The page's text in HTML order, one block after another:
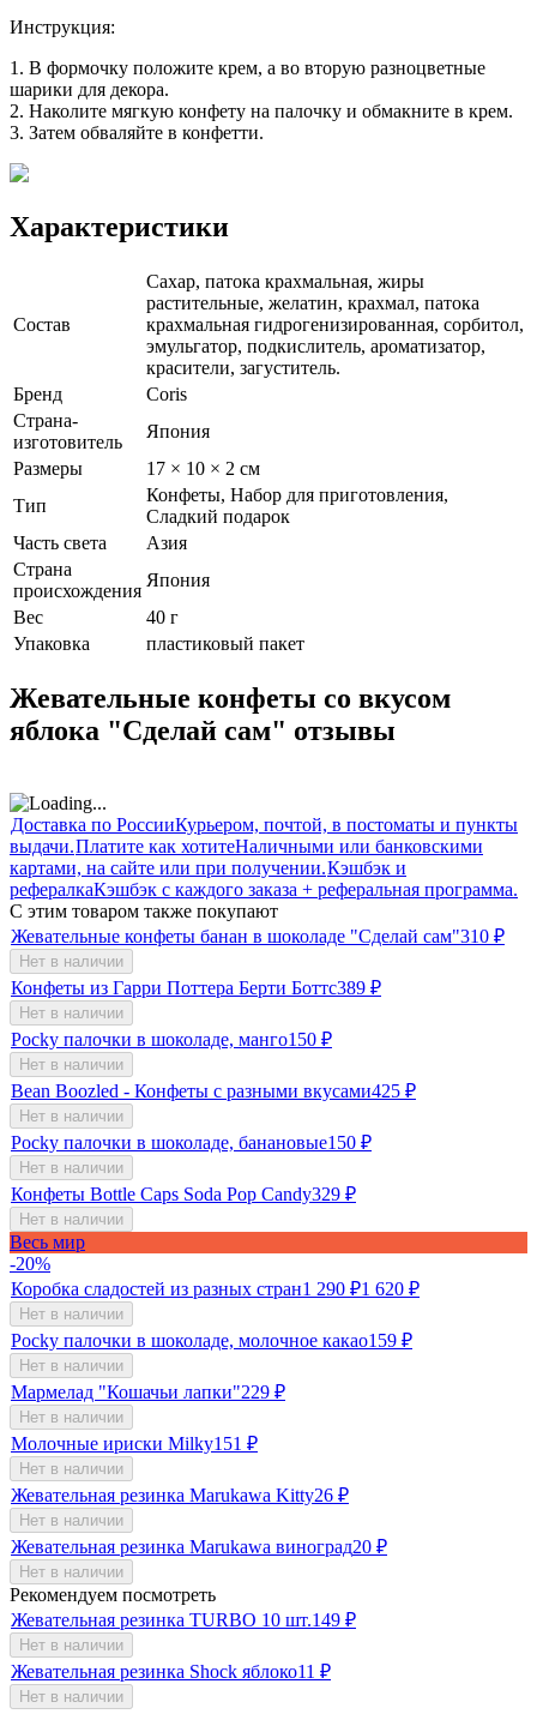
Инструкция:
1. В формочку положите крем, а во вторую разноцветные
шарики для декора.
2. Наколите мягкую конфету на палочку и обмакните в крем.
3. Затем обваляйте в конфетти.
Характеристики
Состав
Сахар, патока крахмальная, жиры
растительные, желатин, крахмал, патока
крахмальная гидрогенизированная, сорбитол,
эмульгатор, подкислитель, ароматизатор,
красители, загуститель.
Бренд
Coris
Страна-
изготовитель
Япония
Размеры
17 × 10 × 2 см
Тип
Конфеты, Набор для приготовления,
Сладкий подарок
Часть света
Азия
Страна
происхождения
Япония
Вес
40 г
Упаковка
пластиковый пакет
Жевательные конфеты со вкусом
яблока "Сделай сам" отзывы
Доставка по РоссииКурьером, почтой, в постоматы и пункты
выдачи.Платите как хотитеНаличными или банковскими
картами, на сайте или при получении.Кэшбэк и
рефералкаКэшбэк с каждого заказа + реферальная программа.
С этим товаром также покупают
Жевательные конфеты банан в шоколаде "Сделай сам"310 ₽
Нет в наличии
Конфеты из Гарри Поттера Берти Боттс389 ₽
Нет в наличии
Pocky палочки в шоколаде, манго150 ₽
Нет в наличии
Bean Boozled - Конфеты с разными вкусами425 ₽
Нет в наличии
Pocky палочки в шоколаде, банановые150 ₽
Нет в наличии
Конфеты Bottle Caps Soda Pop Candy329 ₽
Нет в наличии
Весь мир
-20%
Коробка сладостей из разных стран1 290 ₽1 620 ₽
Нет в наличии
Pocky палочки в шоколаде, молочное какао159 ₽
Нет в наличии
Мармелад "Кошачьи лапки"229 ₽
Нет в наличии
Молочные ириски Milky151 ₽
Нет в наличии
Жевательная резинка Marukawa Kitty26 ₽
Нет в наличии
Жевательная резинка Marukawa виноград20 ₽
Нет в наличии
Рекомендуем посмотреть
Жевательная резинка TURBO 10 шт.149 ₽
Нет в наличии
Жевательная резинка Shock яблоко11 ₽
Нет в наличии